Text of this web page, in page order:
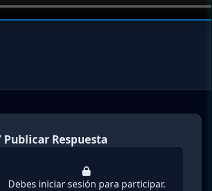
Publicar Respuesta
Debes iniciar sesión para participar.